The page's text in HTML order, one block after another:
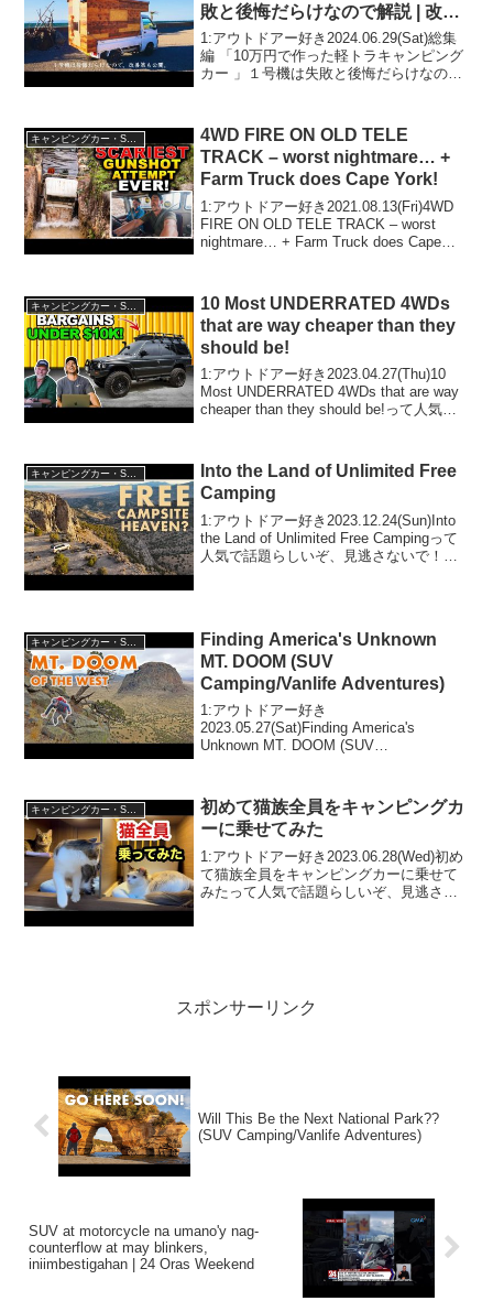
敗と後悔だらけなので解説 | 改良
版
1:アウトドアー好き2024.06.29(Sat)総集
編 「10万円で作った軽トラキャンピング
カー 」１号機は失敗と後悔だらけなので
2024.06.29(Sat)こ...
4WD FIRE ON OLD TELE
TRACK – worst nightmare… +
Farm Truck does Cape York!
1:アウトドアー好き2021.08.13(Fri)4WD
FIRE ON OLD TELE TRACK – worst
nightmare… + Farm Truck does Cape
10 Most UNDERRATED 4WDs
that are way cheaper than they
should be!
1:アウトドアー好き2023.04.27(Thu)10
Most UNDERRATED 4WDs that are way
cheaper than they should be!って人気で
キャンピングカー・SUV人気車種
Into the Land of Unlimited Free
Camping
1:アウトドアー好き2023.12.24(Sun)Into
the Land of Unlimited Free Campingって
人気で話題らしいぞ、見逃さないで！！
Finding America's Unknown
MT. DOOM (SUV
Camping/Vanlife Adventures)
1:アウトドアー好き
2023.05.27(Sat)Finding America's
Unknown MT. DOOM (SUV
トドアー...
キャンピングカー・SUV人気車種
初めて猫族全員をキャンピングカ
ーに乗せてみた
1:アウトドアー好き2023.06.28(Wed)初め
て猫族全員をキャンピングカーに乗せて
みたって人気で話題らしいぞ、見逃さな
スポンサーリンク
Will This Be the Next National Park??
(SUV Camping/Vanlife Adventures)
SUV at motorcycle na umano'y nag-
counterflow at may blinkers,
iniimbestigahan | 24 Oras Weekend